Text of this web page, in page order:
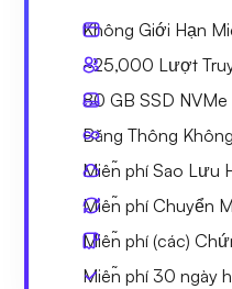
Không Giới Hạn
~25,000 Lượt
80 GB SSD NVMe
Băng Thông
Miễn phí Sao Lưu
Miễn phí Chuyển
Miễn phí (các)
Miễn phí 30 ngày